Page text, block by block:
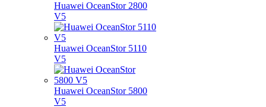
Huawei OceanStor 2800
V5
Huawei OceanStor 5110
V5
Huawei OceanStor 5800
V5